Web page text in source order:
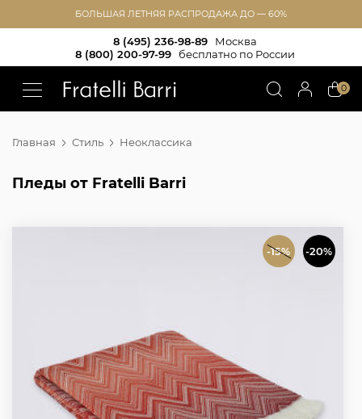
БОЛЬШАЯ ЛЕТНЯЯ РАСПРОДАЖА ДО — 60%
8 (495) 236-98-89
Москва
8 (800) 200-97-99
бесплатно по России
0
Главная Стиль Неоклассика
Пледы от Fratelli Barri
-15% -20%